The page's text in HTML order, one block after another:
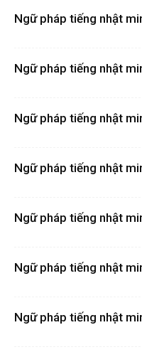
Ngữ pháp tiếng nhật
Ngữ pháp tiếng nhật
Ngữ pháp tiếng nhật
Ngữ pháp tiếng nhật
Ngữ pháp tiếng nhật
Ngữ pháp tiếng nhật
Ngữ pháp tiếng nhật